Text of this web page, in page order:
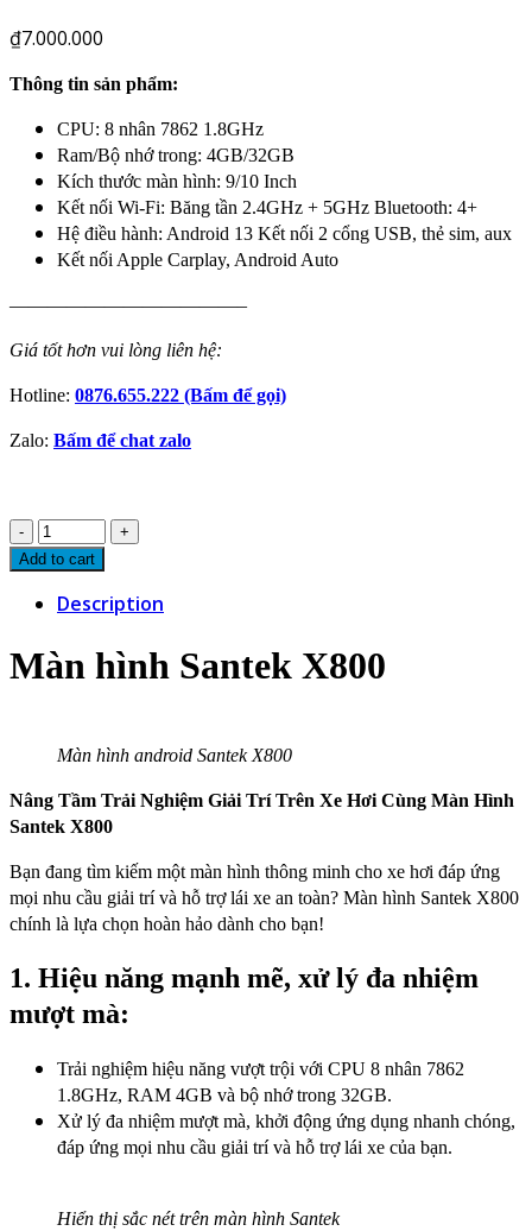
₫7.000.000
Thông tin sản phẩm:
CPU: 8 nhân 7862 1.8GHz
Ram/Bộ nhớ trong: 4GB/32GB
Kích thước màn hình: 9/10 Inch
Kết nối Wi-Fi: Băng tần 2.4GHz + 5GHz Bluetooth: 4+
Hệ điều hành: Android 13 Kết nối 2 cổng USB, thẻ sim, aux
Kết nối Apple Carplay, Android Auto
————————————–
Giá tốt hơn vui lòng liên hệ:
Hotline: 0876.655.222 (Bấm để gọi)
Zalo: Bấm để chat zalo
Màn
hình
X800
Add to cart
Description
Màn hình Santek X800
Màn hình android Santek X800
Nâng Tầm Trải Nghiệm Giải Trí Trên Xe Hơi Cùng Màn Hình
Santek X800
Bạn đang tìm kiếm một màn hình thông minh cho xe hơi đáp ứng
mọi nhu cầu giải trí và hỗ trợ lái xe an toàn? Màn hình Santek X800
chính là lựa chọn hoàn hảo dành cho bạn!
1. Hiệu năng mạnh mẽ, xử lý đa nhiệm
mượt mà:
Trải nghiệm hiệu năng vượt trội với CPU 8 nhân 7862
1.8GHz, RAM 4GB và bộ nhớ trong 32GB.
Xử lý đa nhiệm mượt mà, khởi động ứng dụng nhanh chóng,
đáp ứng mọi nhu cầu giải trí và hỗ trợ lái xe của bạn.
Hiển thị sắc nét trên màn hình Santek